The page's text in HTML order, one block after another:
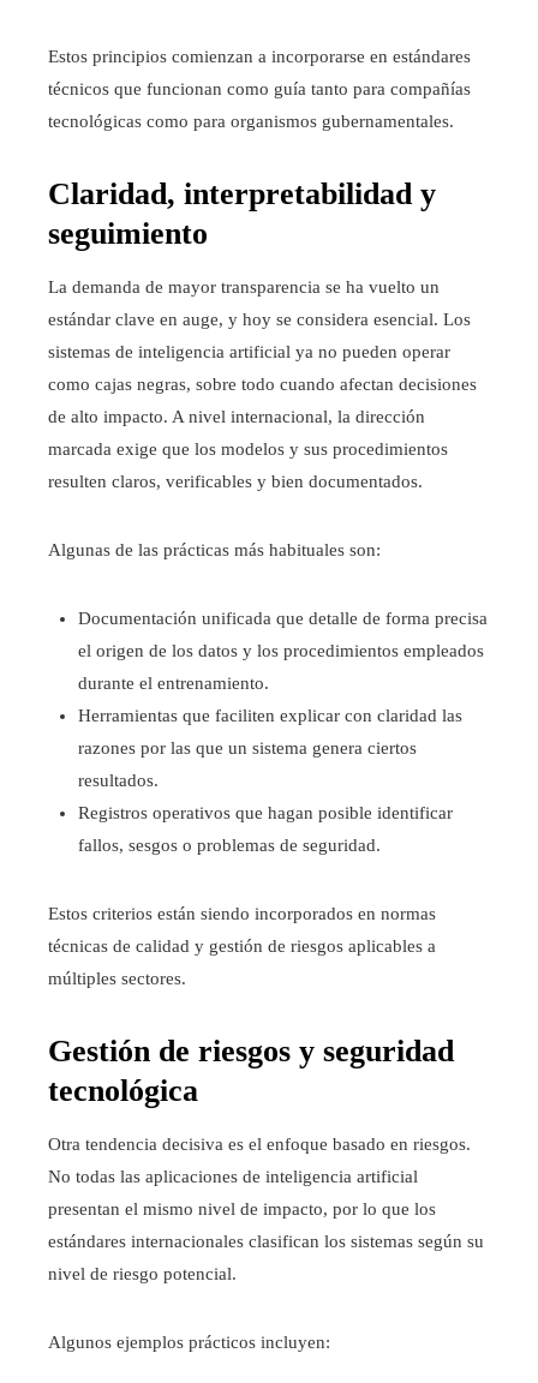
Estos principios comienzan a incorporarse en estándares
técnicos que funcionan como guía tanto para compañías
tecnológicas como para organismos gubernamentales.
Claridad, interpretabilidad y
seguimiento
La demanda de mayor transparencia se ha vuelto un
estándar clave en auge, y hoy se considera esencial. Los
sistemas de inteligencia artificial ya no pueden operar
como cajas negras, sobre todo cuando afectan decisiones
de alto impacto. A nivel internacional, la dirección
marcada exige que los modelos y sus procedimientos
resulten claros, verificables y bien documentados.
Algunas de las prácticas más habituales son:
Documentación unificada que detalle de forma precisa
el origen de los datos y los procedimientos empleados
durante el entrenamiento.
Herramientas que faciliten explicar con claridad las
razones por las que un sistema genera ciertos
resultados.
Registros operativos que hagan posible identificar
fallos, sesgos o problemas de seguridad.
Estos criterios están siendo incorporados en normas
técnicas de calidad y gestión de riesgos aplicables a
múltiples sectores.
Gestión de riesgos y seguridad
tecnológica
Otra tendencia decisiva es el enfoque basado en riesgos.
No todas las aplicaciones de inteligencia artificial
presentan el mismo nivel de impacto, por lo que los
estándares internacionales clasifican los sistemas según su
nivel de riesgo potencial.
Algunos ejemplos prácticos incluyen: